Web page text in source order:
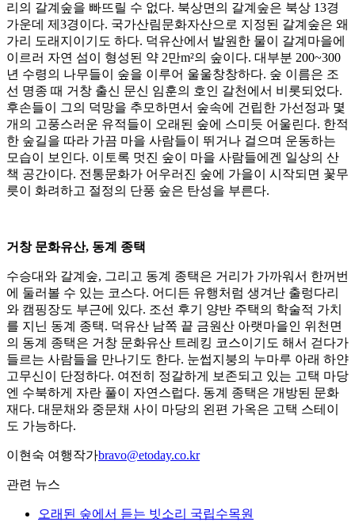
리의 갈계숲을 빠뜨릴 수 없다. 북상면의 갈계숲은 북상 13경
가운데 제3경이다. 국가산림문화자산으로 지정된 갈계숲은 왜
가리 도래지이기도 하다. 덕유산에서 발원한 물이 갈계마을에
이르러 자연 섬이 형성된 약 2만m²의 숲이다. 대부분 200~300
년 수령의 나무들이 숲을 이루어 울울창창하다. 숲 이름은 조
선 명종 때 거창 출신 문신 임훈의 호인 갈천에서 비롯되었다.
후손들이 그의 덕망을 추모하면서 숲속에 건립한 가선정과 몇
개의 고풍스러운 유적들이 오래된 숲에 스미듯 어울린다. 한적
한 숲길을 따라 가끔 마을 사람들이 뛰거나 걸으며 운동하는
모습이 보인다. 이토록 멋진 숲이 마을 사람들에겐 일상의 산
책 공간이다. 전통문화가 어우러진 숲에 가을이 시작되면 꽃무
릇이 화려하고 절정의 단풍 숲은 탄성을 부른다.
거창 문화유산, 동계 종택
수승대와 갈계숲, 그리고 동계 종택은 거리가 가까워서 한꺼번
에 둘러볼 수 있는 코스다. 어디든 유행처럼 생겨난 출렁다리
와 캠핑장도 부근에 있다. 조선 후기 양반 주택의 학술적 가치
를 지닌 동계 종택. 덕유산 남쪽 끝 금원산 아랫마을인 위천면
의 동계 종택은 거창 문화유산 트레킹 코스이기도 해서 걷다가
들르는 사람들을 만나기도 한다. 눈썹지붕의 누마루 아래 하얀
고무신이 단정하다. 여전히 정갈하게 보존되고 있는 고택 마당
엔 수북하게 자란 풀이 자연스럽다. 동계 종택은 개방된 문화
재다. 대문채와 중문채 사이 마당의 왼편 가옥은 고택 스테이
도 가능하다.
이현숙 여행작가bravo@etoday.co.kr
관련 뉴스
오래된 숲에서 듣는 빗소리 국립수목원